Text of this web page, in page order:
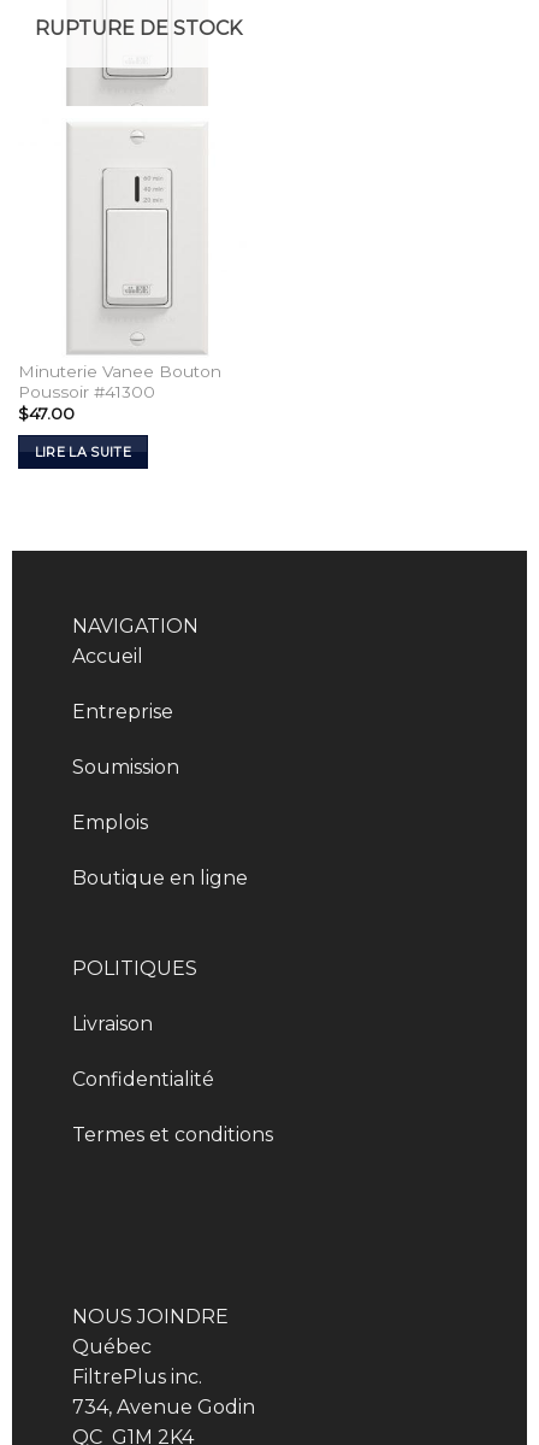
RUPTURE DE STOCK
Minuterie Vanee Bouton
Poussoir #41300
$47.00
LIRE LA SUITE
NAVIGATION
Accueil
Entreprise
Soumission
Emplois
Boutique en ligne
POLITIQUES
Livraison
Confidentialité
Termes et conditions
NOUS JOINDRE
Québec
FiltrePlus inc.
734, Avenue Godin
QC G1M 2K4